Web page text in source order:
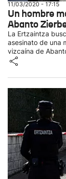
11/03/2020 - 17:15
Un hombre
Abanto
La Ertzaintza
asesinato de una
vizcaína de